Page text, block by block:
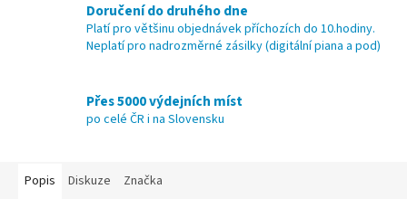
Doručení do druhého dne
Platí pro většinu objednávek příchozích do 10.hodiny.
Neplatí pro nadrozměrné zásilky (digitální piana a pod)
Přes 5000 výdejních míst
po celé ČR i na Slovensku
Popis Diskuze Značka